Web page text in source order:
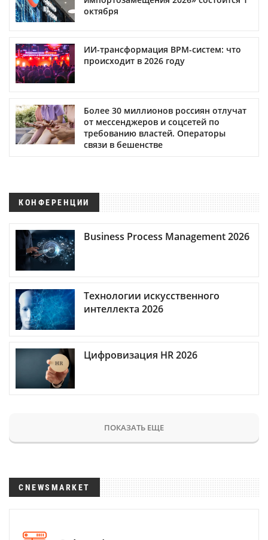
октября
ИИ-трансформация BPM-систем: что
происходит в 2026 году
Более 30 миллионов россиян отлучат
от мессенджеров и соцсетей по
требованию властей. Операторы
связи в бешенстве
КОНФЕРЕНЦИИ
Business Process Management 2026
Технологии искусственного
интеллекта 2026
Цифровизация HR 2026
ПОКАЗАТЬ ЕЩЕ
CNEWSMARKET